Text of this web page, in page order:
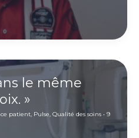
le même
»
patient, Pulse, Qualité des soins• 9